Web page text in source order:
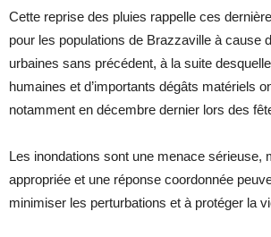
Cette reprise des pluies rappelle ces
pour les populations de Brazzaville à cause
urbaines sans précédent, à la suite
humaines et d’importants dégâts matériels
notamment en décembre dernier lors des
Les inondations sont une menace sérieuse,
appropriée et une réponse coordonnée
minimiser les perturbations et à protéger la